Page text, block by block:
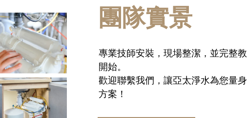
團隊實景
專業技師安裝，現場整潔，並完整教
開始。
歡迎聯繫我們，讓亞太淨水為您量
方案！